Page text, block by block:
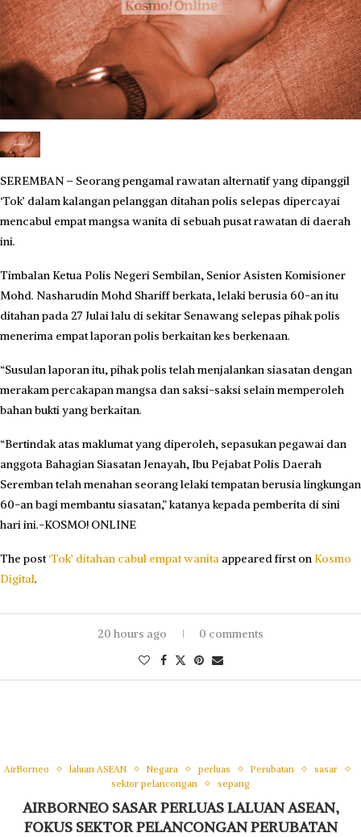
SEREMBAN – Seorang pengamal rawatan alternatif yang dipanggil
‘Tok’ dalam kalangan pelanggan ditahan polis selepas dipercayai
mencabul empat mangsa wanita di sebuah pusat rawatan di daerah
ini.
Timbalan Ketua Polis Negeri Sembilan, Senior Asisten Komisioner
Mohd. Nasharudin Mohd Shariff berkata, lelaki berusia 60-an itu
ditahan pada 27 Julai lalu di sekitar Senawang selepas pihak polis
menerima empat laporan polis berkaitan kes berkenaan.
“Susulan laporan itu, pihak polis telah menjalankan siasatan dengan
merakam percakapan mangsa dan saksi-saksi selain memperoleh
bahan bukti yang berkaitan.
“Bertindak atas maklumat yang diperoleh, sepasukan pegawai dan
anggota Bahagian Siasatan Jenayah, Ibu Pejabat Polis Daerah
Seremban telah menahan seorang lelaki tempatan berusia lingkungan
60-an bagi membantu siasatan,” katanya kepada pemberita di sini
hari ini.-KOSMO! ONLINE
The post‘Tok’ ditahan cabul empat wanita appeared first on Kosmo
Digital.
20 hours ago 0 comments
AirBorneo laluan ASEAN Negara perluas Perubatan
sasar
sektor pelancongan
sepang
AIRBORNEO SASAR PERLUAS LALUAN ASEAN,
FOKUS SEKTOR PELANCONGAN PERUBATAN